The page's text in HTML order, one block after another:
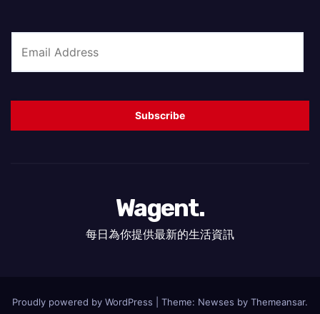
i
Subscribe
Wagent.
每日為你提供最新的生活資訊
Proudly powered by WordPress Theme: Newses by Themeansar.